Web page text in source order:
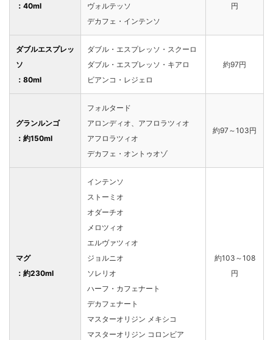
：40ml
ヴォルテッソ
デカフェ・インテンソ
円
ダブルエスプレッ
ソ
：80ml
ダブル・エスプレッソ・スクーロ
ダブル・エスプレッソ・キアロ
ビアンコ・レジェロ
約97円
グランルンゴ
：約150ml
フォルタード
アロンディオ、アフロラツィオ
アフロラツィオ
デカフェ・オントゥオゾ
約97～103円
マグ
：約230ml
インテンソ
ストーミオ
オダーチオ
メロツィオ
エルヴァツィオ
ジョルニオ
ソレリオ
ハーフ・カフェナート
デカフェナート
マスターオリジン メキシコ
マスターオリジン コロンビア
約103～108
円